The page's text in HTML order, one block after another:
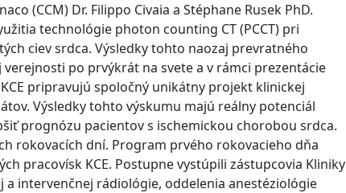
(CCM) Dr. Filippo Civaia a Stéphane Rusek PhD.
technológie photon counting CT (PCCT) pri
ciev srdca. Výsledky tohto naozaj prevratného
po prvýkrát na svete a v rámci prezentácie
pripravujú spoločný unikátny projekt klinickej
Výsledky tohto výskumu majú reálny potenciál
prognózu pacientov s ischemickou chorobou srdca.
rokovacích dní. Program prvého rokovacieho dňa
pracovísk KCE. Postupne vystúpili zástupcovia Kliniky
intervenčnej rádiológie, oddelenia anestéziológie